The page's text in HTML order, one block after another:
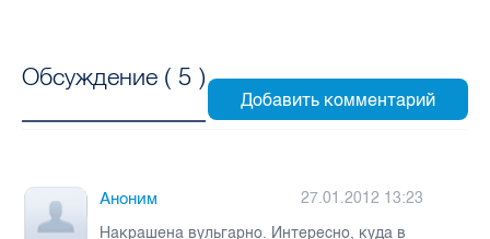
Обсуждение ( 5 )
Аноним
27.01.2012 13:23
Накрашена вульгарно. Интересно, куда в